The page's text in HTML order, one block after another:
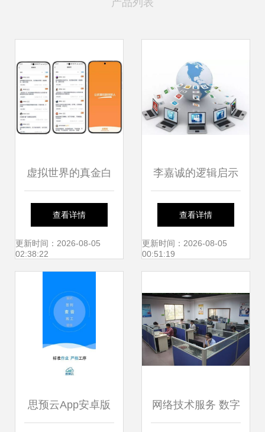
产品列表
虚拟世界的真金白
银 网络游戏赚钱与
最新网络技术服务
查看详情
更新时间：2026-08-05
02:38:22
李嘉诚的逻辑启示
物流业的下一个核
心风口是？
查看详情
更新时间：2026-08-05
00:51:19
思预云App安卓版 网络技术服务 数字